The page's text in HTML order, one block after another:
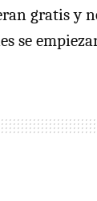
gratis y
se